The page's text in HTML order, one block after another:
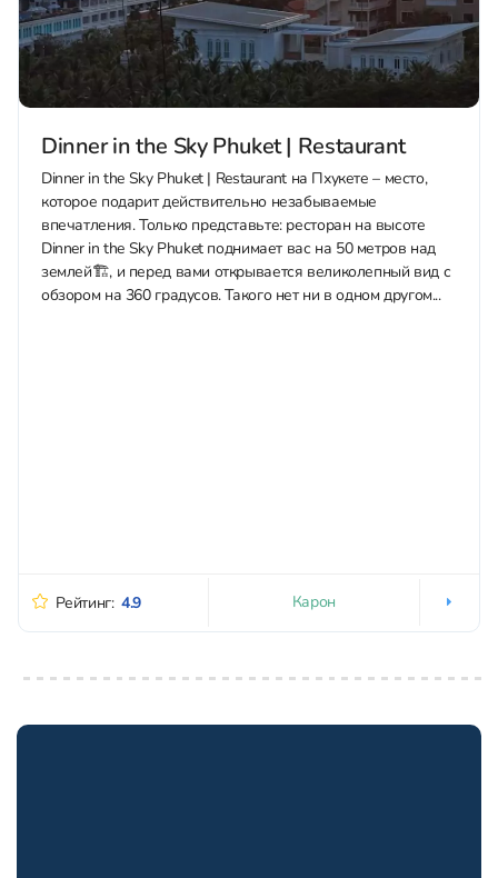
Dinner in the Sky Phuket | Restaurant
Dinner in the Sky Phuket | Restaurant на Пхукете – место,
которое подарит действительно незабываемые
впечатления. Только представьте: ресторан на высоте
Dinner in the Sky Phuket поднимает вас на 50 метров над
землей🏗, и перед вами открывается великолепный вид с
обзором на 360 градусов. Такого нет ни в одном другом...
Рейтинг: 4.9 Карон